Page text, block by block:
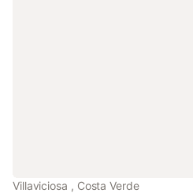
Villaviciosa , Costa Verde